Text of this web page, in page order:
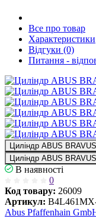
Все про товар
Характеристики
Відгуки (0)
Питання -
Циліндр ABUS
Циліндр ABUS
В наявності
0
Код товару: 26009
Артикул:
Abus Pfaffenhain